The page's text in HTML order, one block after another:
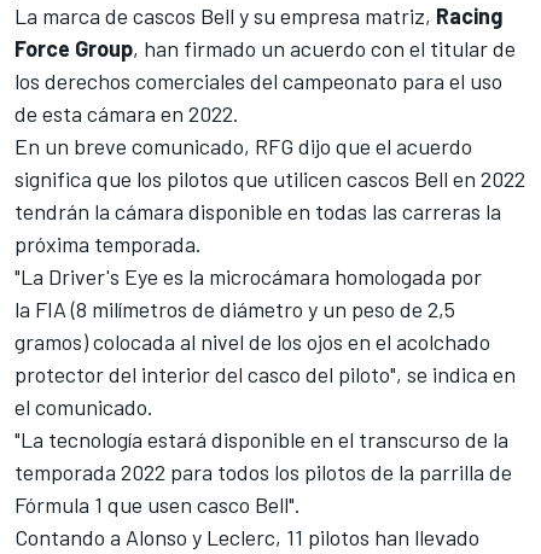
La marca de cascos Bell y su empresa matriz, Racing
Force Group, han firmado un acuerdo con el titular de
los derechos comerciales del campeonato para el uso
de esta cámara en 2022.
En un breve comunicado, RFG dijo que el acuerdo
significa que los pilotos que utilicen cascos Bell en 2022
tendrán la cámara disponible en todas las carreras la
próxima temporada.
"La Driver's Eye es la microcámara homologada por
la FIA (8 milímetros de diámetro y un peso de 2,5
gramos) colocada al nivel de los ojos en el acolchado
protector del interior del casco del piloto", se indica en
el comunicado.
"La tecnología estará disponible en el transcurso de la
temporada 2022 para todos los pilotos de la parrilla de
Fórmula 1 que usen casco Bell".
Contando a Alonso y Leclerc, 11 pilotos han llevado